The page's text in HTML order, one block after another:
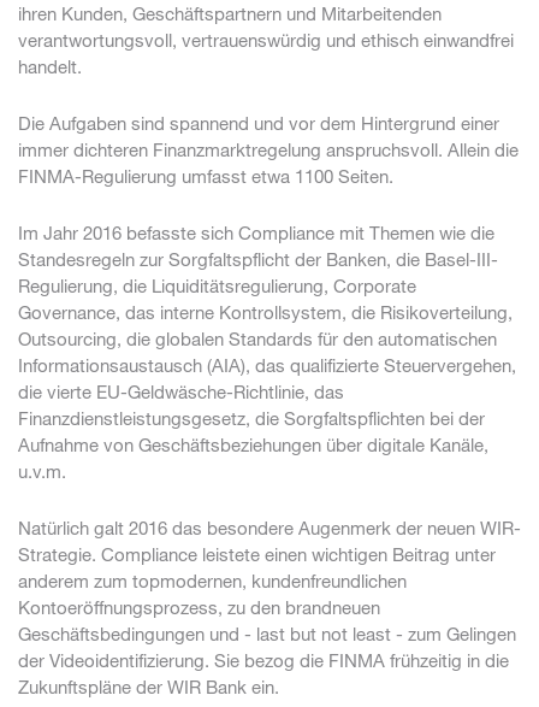
ihren Kunden, Geschäftspartnern und Mitarbeitenden
verantwortungsvoll, vertrauenswürdig und ethisch einwandfrei
handelt.
Die Aufgaben sind spannend und vor dem Hintergrund einer
immer dichteren Finanzmarktregelung anspruchsvoll. Allein die
FINMA-Regulierung umfasst etwa 1100 Seiten.
Im Jahr 2016 befasste sich Compliance mit Themen wie die
Standesregeln zur Sorgfaltspflicht der Banken, die Basel-III-
Regulierung, die Liquiditätsregulierung, Corporate
Governance, das interne Kontrollsystem, die Risikoverteilung,
Outsourcing, die globalen Standards für den automatischen
Informationsaustausch (AIA), das qualifizierte Steuervergehen,
die vierte EU-Geldwäsche-Richtlinie, das
Finanzdienstleistungsgesetz, die Sorgfaltspflichten bei der
Aufnahme von Geschäftsbeziehungen über digitale Kanäle,
u.v.m.
Natürlich galt 2016 das besondere Augenmerk der neuen WIR-
Strategie. Compliance leistete einen wichtigen Beitrag unter
anderem zum topmodernen, kundenfreundlichen
Kontoeröffnungsprozess, zu den brandneuen
Geschäftsbedingungen und - last but not least - zum Gelingen
der Videoidentifizierung. Sie bezog die FINMA frühzeitig in die
Zukunftspläne der WIR Bank ein.